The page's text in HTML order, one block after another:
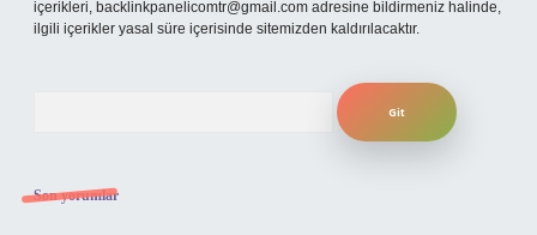
içerikleri, backlinkpanelicomtr@gmail.com adresine bildirmeniz halinde,
ilgili içerikler yasal süre içerisinde sitemizden kaldırılacaktır.
Son yorumlar